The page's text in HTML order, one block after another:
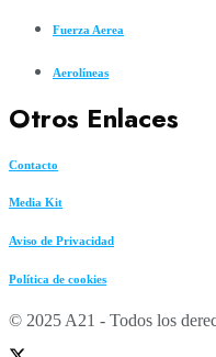
Fuerza Aerea
Aerolíneas
Otros Enlaces
Contacto
Media Kit
Aviso de Privacidad
Política de cookies
© 2025 A21 - Todos los